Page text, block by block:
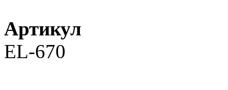
Артикул
EL-670